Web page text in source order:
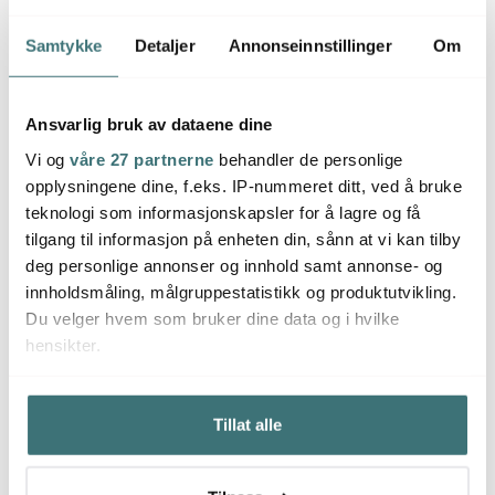
Samtykke Detaljer Annonseinnstillinger Om
Ansvarlig bruk av dataene dine
Vi og våre 27 partnerne behandler de personlige
opplysningene dine, f.eks. IP-nummeret ditt, ved å bruke
teknologi som informasjonskapsler for å lagre og få
tilgang til informasjon på enheten din, sånn at vi kan tilby
deg personlige annonser og innhold samt annonse- og
innholdsmåling, målgruppestatistikk og produktutvikling.
Du velger hvem som bruker dine data og i hvilke
hensikter.
Hvis du gir oss lov, vil vi også gjerne:
Innhente informasjon om den geografiske
beliggenheten din, som kan være nøyaktig innenfor
Tillat alle
Rörstrand
Adventsbarn
Stjernegutt
1590 kr
Rörstrand
Adventsbarn Nisse